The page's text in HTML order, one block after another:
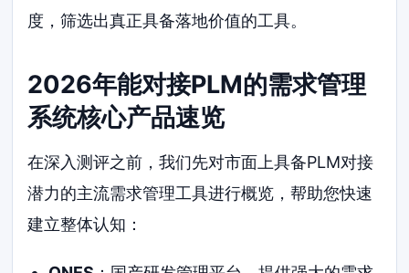
度，筛选出真正具备落地价值的工具。
2026年能对接PLM的需求管理
系统核心产品速览
在深入测评之前，我们先对市面上具备PLM对接
潜力的主流需求管理工具进行概览，帮助您快速
建立整体认知：